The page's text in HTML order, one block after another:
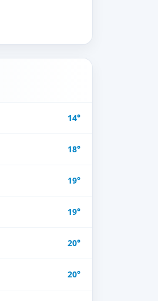
14°
18°
19°
19°
20°
20°